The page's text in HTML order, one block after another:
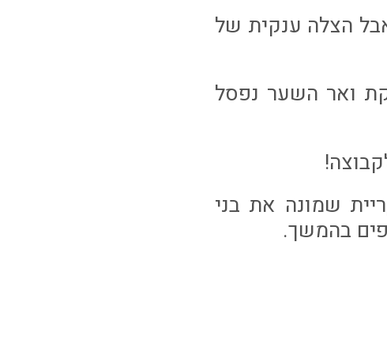
אבל הצלה ענקית של
ואר השער נפסל
קריית שמונה את בני